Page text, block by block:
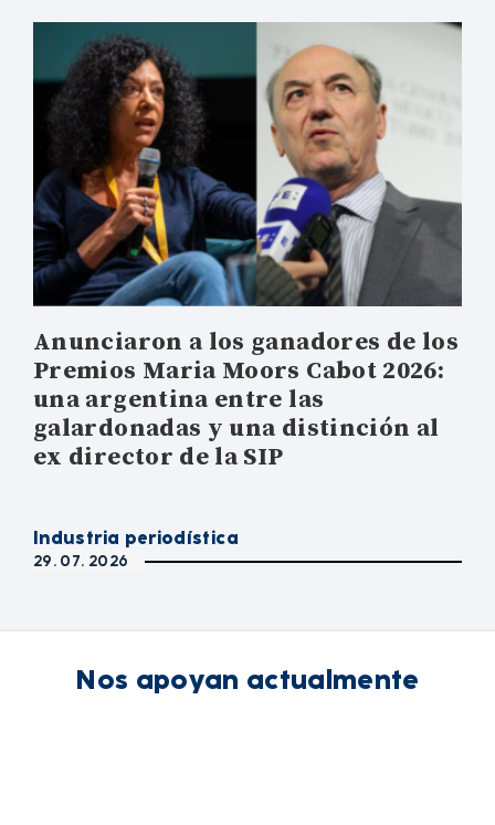
Anunciaron a los ganadores de los
Premios Maria Moors Cabot 2026:
una argentina entre las
galardonadas y una distinción al
ex director de la SIP
Industria periodística
29. 07. 2026
Nos apoyan actualmente